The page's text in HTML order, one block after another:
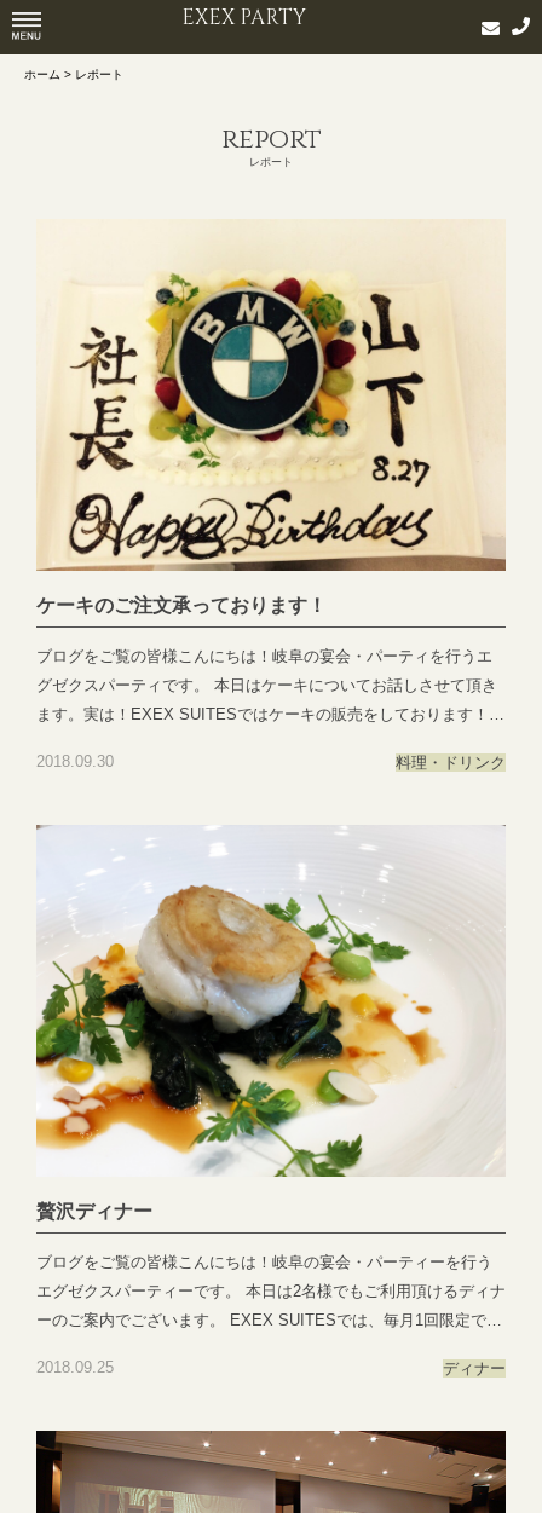
EXEX PARTY
ホーム > レポート
report
レポート
ケーキのご注文承っております！
ブログをご覧の皆様こんにちは！岐阜の宴会・パーティを行うエ
グゼクスパーティです。 本日はケーキについてお話しさせて頂き
ます。実は！EXEX SUITESではケーキの販売をしております！お
プルなショートケーキやチョコレートケーキは勿論ですが、キャ
り、お客様のイメージをそのまま作らせて頂きます♪ こちらは事
前予約が必要となりますのでご購入の際はご連絡くださいませ♪い
つでもお待ちしておりま
す。 ●―○―●―○―●―○―●―○―●―○―●―○―●―○―●EXEX
PARTYではEXEX GARDEN・EXEX SUITES・EXEX SQUAREの
3つの結婚式場で叶う自由自在なパーティーをご提案お問い合わせ
やご予約は下記よりお気軽にご連絡くださいませ 営業時間：
11:00〜19:00 (パーティーは22:00まで)定休日：水曜日(祝日は営
業)T E L ：058-214-2066(宴会直通) ～住所一覧～エグゼクススウ
ィーツ：岐阜県岐阜市玉森町1-1エグゼクスガーデン：岐阜県岐阜
市日置江343-1エグゼクススクエア：岐阜県岐阜市鷺山新町2-1 ▼
お問い合わせhttps://exexparty.jp/contact/▼各会場へのアクセス
https://exexparty.jp/access/
●―○―●―○―●―○―●―○―●―○―●―○―●―○―●
2018.09.30 料理・ドリンク
贅沢ディナー
ブログをご覧の皆様こんにちは！岐阜の宴会・パーティーを行う
エグゼクスパーティーです。 本日は2名様でもご利用頂けるディナ
ーのご案内でございます。 EXEX SUITESでは、毎月1回限定でプ
のお祝いプロポーズなどにぴったりな贅沢ディナーとなっており
が18:30から20:30ご料金はお一人様¥8,000-コース(フリードリンク
付き)となっております。各日5日前までご予約を受け付けておりま
す。ご希望のお客様は058-214-2066までお問い合わせくださいま
2018.09.25 ディナー